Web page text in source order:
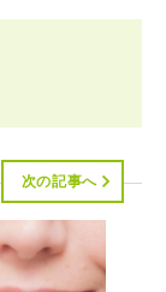
次の記事へ